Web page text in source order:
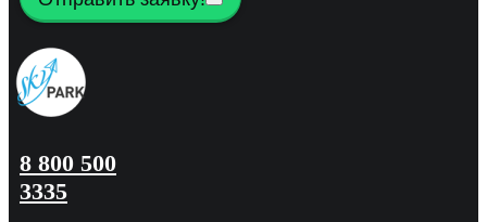
8 800 500
3335